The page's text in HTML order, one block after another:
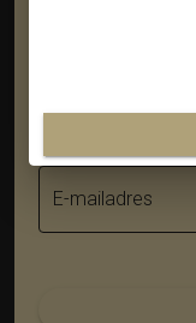
E-mailadres